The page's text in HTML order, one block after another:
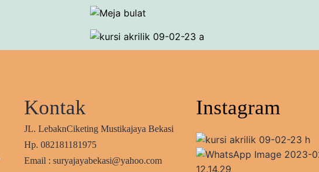
Kontak
JL. LebaknCiketing Mustikajaya Bekasi
Hp. 082181181975
Email : suryajayabekasi@yahoo.com
Instagram